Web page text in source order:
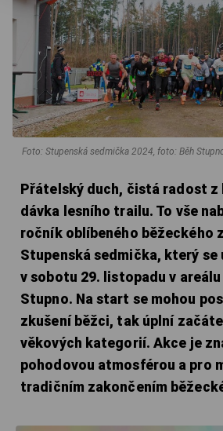
Foto: Stupenská sedmička 2024, foto: Běh
Přátelský duch, čistá radost z
dávka lesního trailu. To vše
ročník oblíbeného běžeckého
Stupenská sedmička, který se
v sobotu 29. listopadu v areálu
Stupno. Na start se mohou
zkušení běžci, tak úplní
věkových kategorií. Akce je
pohodovou atmosférou a pro
tradičním zakončením